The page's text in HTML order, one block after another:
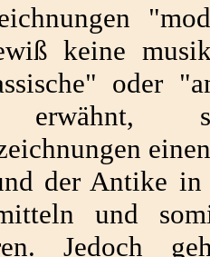
keine
oder
erwähnt,
der Antike in
und
Jedoch